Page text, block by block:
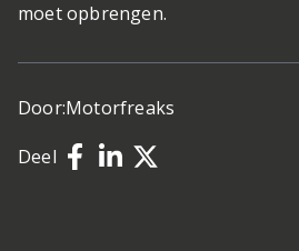
moet opbrengen.
Door:Motorfreaks
Deel